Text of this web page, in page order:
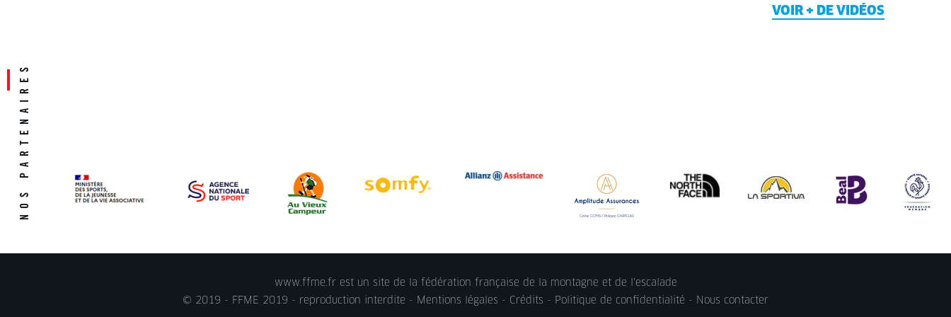
VOIR + DE VIDÉOS
www.ffme.fr est un site de la fédération française de la montagne et de l'escalade
© 2019 - FFME 2019 - reproduction interdite - Mentions légales - Crédits - Politique de confidentialité - Nous contacter